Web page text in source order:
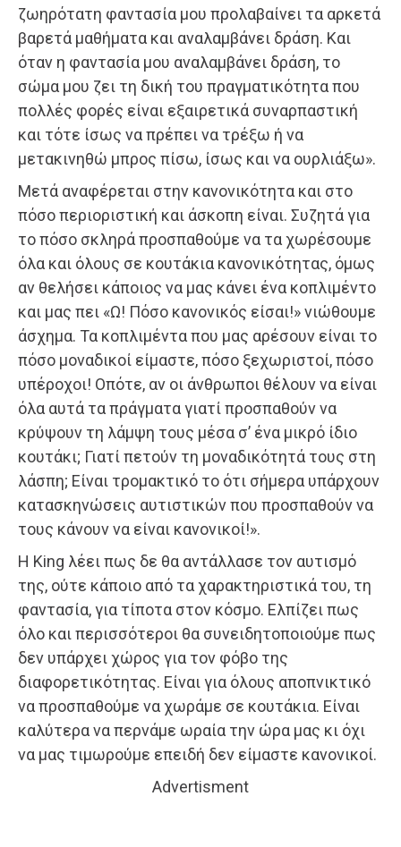
ζωηρότατη φαντασία μου προλαβαίνει τα αρκετά
βαρετά μαθήματα και αναλαμβάνει δράση. Και
όταν η φαντασία μου αναλαμβάνει δράση, το
σώμα μου ζει τη δική του πραγματικότητα που
πολλές φορές είναι εξαιρετικά συναρπαστική
και τότε ίσως να πρέπει να τρέξω ή να
μετακινηθώ μπρος πίσω, ίσως και να ουρλιάξω».
Μετά αναφέρεται στην κανονικότητα και στο
πόσο περιοριστική και άσκοπη είναι. Συζητά για
το πόσο σκληρά προσπαθούμε να τα χωρέσουμε
όλα και όλους σε κουτάκια κανονικότητας, όμως
αν θελήσει κάποιος να μας κάνει ένα κοπλιμέντο
και μας πει «Ω! Πόσο κανονικός είσαι!» νιώθουμε
άσχημα. Τα κοπλιμέντα που μας αρέσουν είναι το
πόσο μοναδικοί είμαστε, πόσο ξεχωριστοί, πόσο
υπέροχοι! Οπότε, αν οι άνθρωποι θέλουν να είναι
όλα αυτά τα πράγματα γιατί προσπαθούν να
κρύψουν τη λάμψη τους μέσα σ’ ένα μικρό ίδιο
κουτάκι; Γιατί πετούν τη μοναδικότητά τους στη
λάσπη; Είναι τρομακτικό το ότι σήμερα υπάρχουν
κατασκηνώσεις αυτιστικών που προσπαθούν να
τους κάνουν να είναι κανονικοί!».
Η King λέει πως δε θα αντάλλασε τον αυτισμό
της, ούτε κάποιο από τα χαρακτηριστικά του, τη
φαντασία, για τίποτα στον κόσμο. Ελπίζει πως
όλο και περισσότεροι θα συνειδητοποιούμε πως
δεν υπάρχει χώρος για τον φόβο της
διαφορετικότητας. Είναι για όλους αποπνικτικό
να προσπαθούμε να χωράμε σε κουτάκια. Είναι
καλύτερα να περνάμε ωραία την ώρα μας κι όχι
να μας τιμωρούμε επειδή δεν είμαστε κανονικοί.
Advertisment